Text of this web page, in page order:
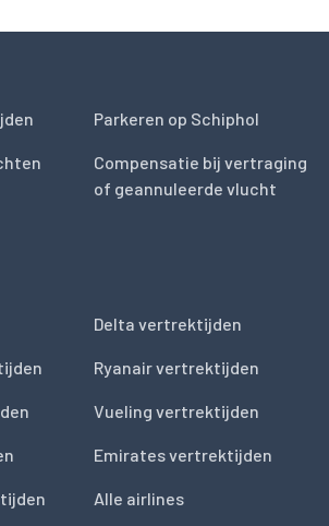
Parkeren op Schiphol
Compensatie bij vertraging
of geannuleerde vlucht
Delta vertrektijden
Ryanair vertrektijden
Vueling vertrektijden
Emirates vertrektijden
Alle airlines